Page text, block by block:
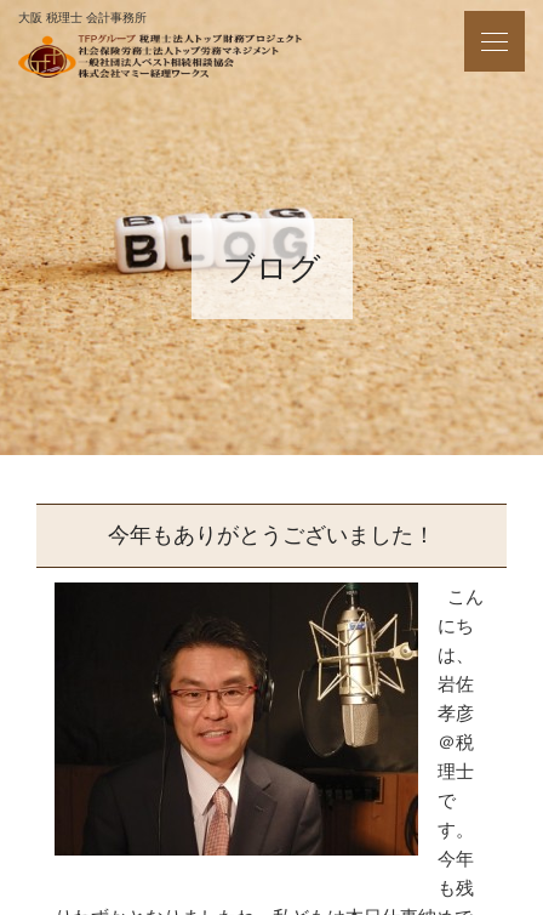
大阪 税理士 会計事務所
ブログ
今年もありがとうございました！
こん
にち
は、
岩佐
孝彦
＠税
理士
で
す。
今年
も残